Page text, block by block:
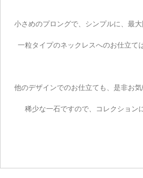
小さめのプロングで、シンプルに、最
一粒タイプのネックレスへのお仕立て
他のデザインでのお仕立ても、是非お気
稀少な一石ですので、コレクション